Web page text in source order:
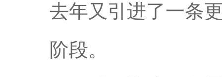
去年又引进了一条
阶段。